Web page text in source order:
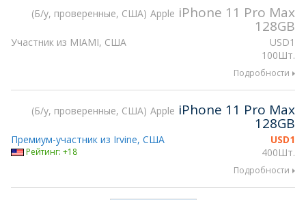
Б/у, проверенные, США Apple iPhone 11 Pro Max
128GB
USD1
100Шт.
Участник из MIAMI, США
Подробности
Б/у, проверенные, США Apple iPhone 11 Pro Max
128GB
USD1
400Шт.
Премиум-участник из Irvine, США
Рейтинг: +18
Подробности